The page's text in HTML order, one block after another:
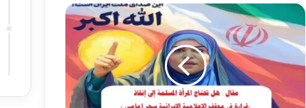
هل
تحتاج
المرأة
المسلمة
إلى
إنقاذ